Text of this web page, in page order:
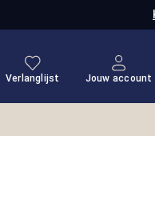
Je hebt 0 items op
Verlanglijst Jouw account